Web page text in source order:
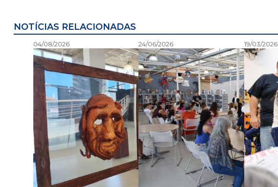
NOTÍCIAS RELACIONADAS
04/08/2026 24/06/2026 19/03/2026